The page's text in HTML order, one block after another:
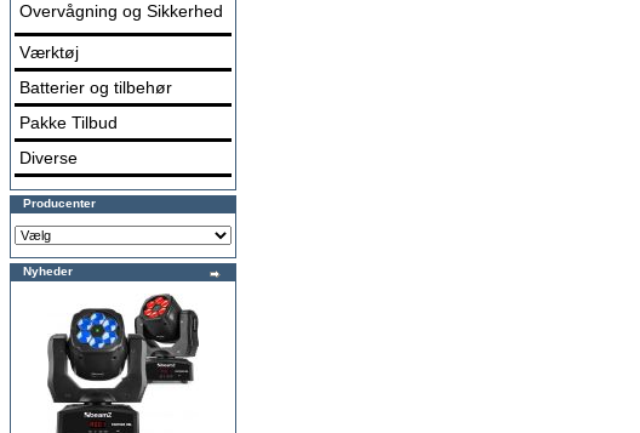
Overvågning og Sikkerhed
Værktøj
Batterier og tilbehør
Pakke Tilbud
Diverse
Producenter
Nyheder